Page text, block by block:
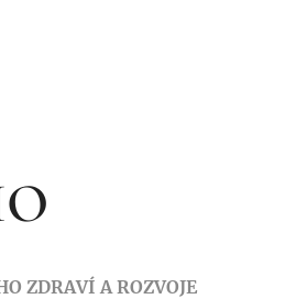
ZDRAVÍ A ROZVOJE